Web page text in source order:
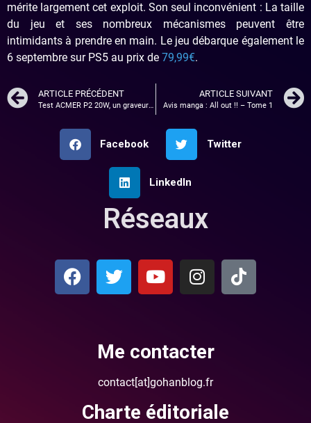
mérite largement cet exploit. Son seul inconvénient : La taille
du jeu et ses nombreux mécanismes peuvent être
intimidants à prendre en main. Le jeu débarque également le
6 septembre sur PS5 au prix de 79,99€.
ARTICLE PRÉCÉDENT
Test ACMER P2 20W, un graveur laser puissant !
ARTICLE SUIVANT
Avis manga : All out !! – Tome 1
Facebook Twitter
LinkedIn
Réseaux
Me contacter
contact[at]gohanblog.fr
Charte éditoriale